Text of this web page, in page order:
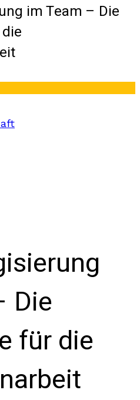
im Team – Die
Die
für die